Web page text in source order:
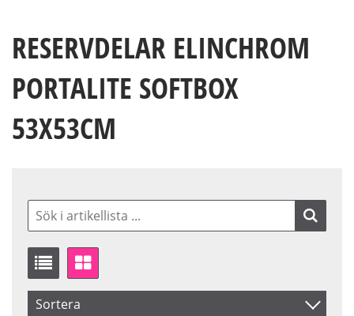
RESERVDELAR ELINCHROM
PORTALITE SOFTBOX
53X53CM
Sortera